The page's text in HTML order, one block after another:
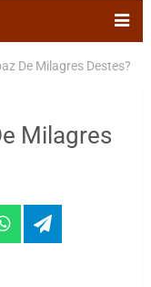
De Milagres Destes?
Milagres